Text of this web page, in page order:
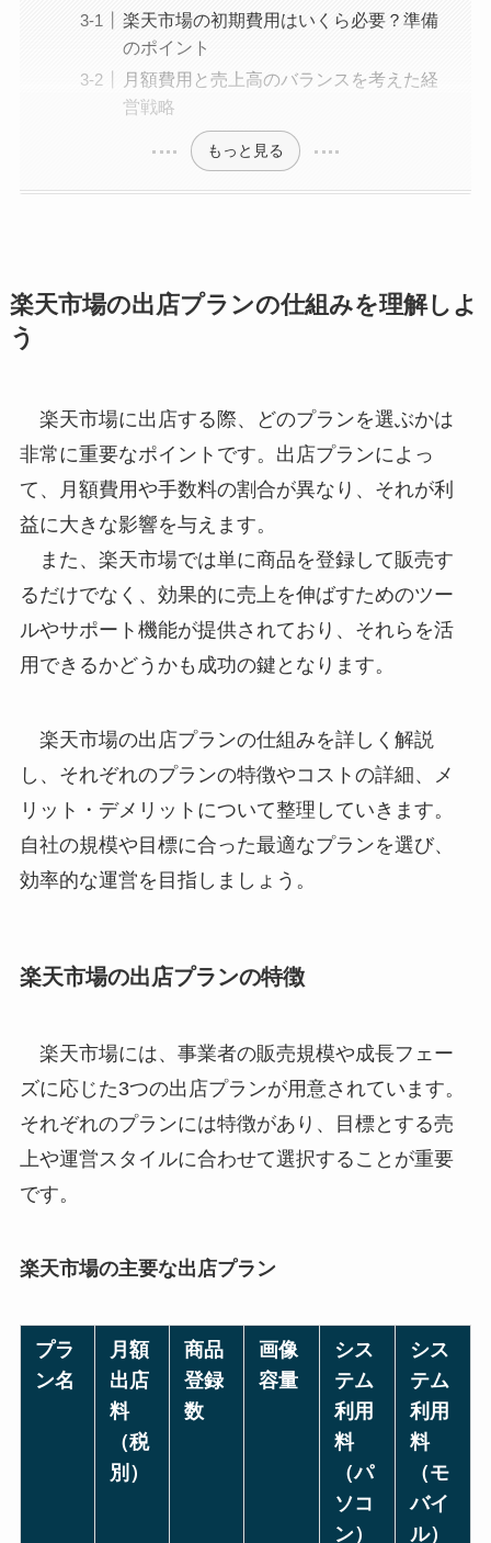
楽天市場の初期費用はいくら必要？準備
のポイント
月額費用と売上高のバランスを考えた経
営戦略
もっと見る
楽天市場の出店プランの仕組みを理解しよ
う
楽天市場に出店する際、どのプランを選ぶかは
非常に重要なポイントです。出店プランによっ
て、月額費用や手数料の割合が異なり、それが利
益に大きな影響を与えます。
また、楽天市場では単に商品を登録して販売す
るだけでなく、効果的に売上を伸ばすためのツー
ルやサポート機能が提供されており、それらを活
用できるかどうかも成功の鍵となります。
楽天市場の出店プランの仕組みを詳しく解説
し、それぞれのプランの特徴やコストの詳細、メ
リット・デメリットについて整理していきます。
自社の規模や目標に合った最適なプランを選び、
効率的な運営を目指しましょう。
楽天市場の出店プランの特徴
楽天市場には、事業者の販売規模や成長フェー
ズに応じた3つの出店プランが用意されています。
それぞれのプランには特徴があり、目標とする売
上や運営スタイルに合わせて選択することが重要
です。
楽天市場の主要な出店プラン
プラ
ン名
月額
出店
料
（税
別）
商品
登録
数
画像
容量
シス
テム
利用
料
（パ
ソコ
ン）
シス
テム
利用
料
（モ
バイ
ル）